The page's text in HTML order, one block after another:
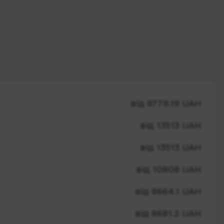
від 8779.19 UAH
від 13513 UAH
від 13513 UAH
від 10808 UAH
від 8664.1 UAH
від 8681.2 UAH